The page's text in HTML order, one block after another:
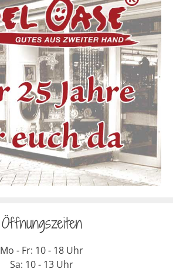
Öffnungszeiten
Mo - Fr: 10 - 18 Uhr
Sa: 10 - 13 Uhr